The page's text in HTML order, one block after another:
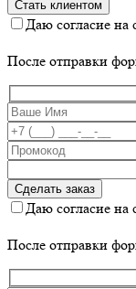
Даю согласие на
После отправки
Даю согласие на
После отправки